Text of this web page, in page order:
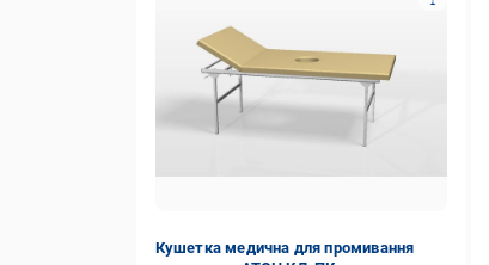
Кушетка медична для промивання